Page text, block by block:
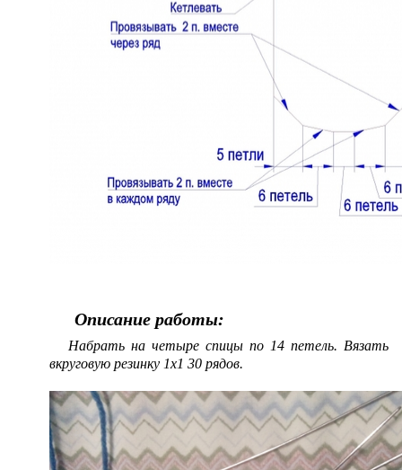
Описание работы:
Набрать на четыре спицы по 14 петель. Вязать
вкруговую резинку 1х1 30 рядов.